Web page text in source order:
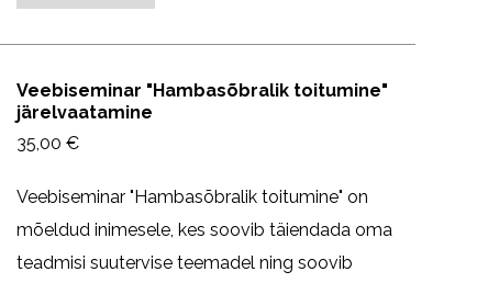
Veebiseminar "Hambasõbralik toitumine"
järelvaatamine
35,00 €
Veebiseminar "Hambasõbralik toitumine" on
mõeldud inimesele, kes soovib täiendada oma
teadmisi suutervise teemadel ning soovib